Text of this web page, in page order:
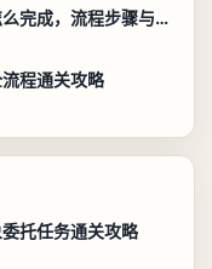
异环异象委托唤孤归任务怎么完成，流程步骤与位置攻略
程通关攻略
托任务通关攻略